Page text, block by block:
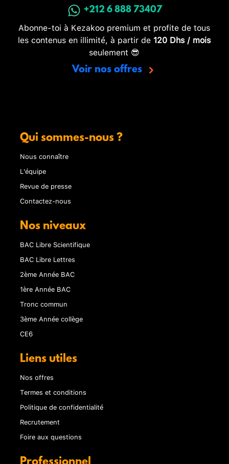
+212 6 888 73407
Abonne-toi à Kezakoo premium et profite de tous
les contenus en illimité, à partir de 120 Dhs / mois
seulement 😎
Voir nos offres
Qui sommes-nous ?
Nous connaître
L'équipe
Revue de presse
Contactez-nous
Nos niveaux
BAC Libre Scientifique
BAC Libre Lettres
2ème Année BAC
1ère Année BAC
Tronc commun
3ème Année collège
CE6
Liens utiles
Nos offres
Termes et conditions
Politique de confidentialité
Recrutement
Foire aux questions